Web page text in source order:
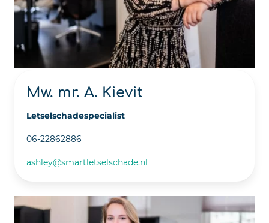
Mw. mr. A. Kievit
Letselschadespecialist
06-22862886
ashley@smartletselschade.nl